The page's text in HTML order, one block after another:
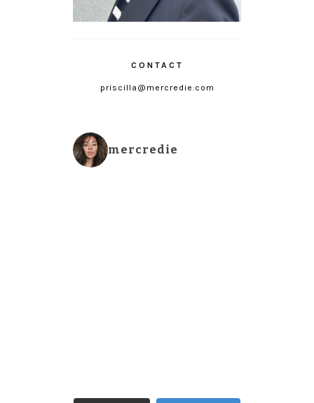
CONTACT
priscilla@mercredie.com
mercredie